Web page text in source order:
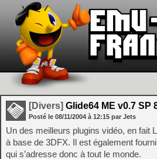
[Divers] Glide64 ME v0.7 SP
Posté le 08/11/2004 à 12:15 par Jets
Un des meilleurs plugins vidéo, en fait
à base de 3DFX. Il est également
qui s’adresse donc à tout le monde.